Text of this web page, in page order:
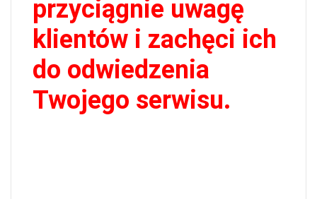
przyciągnie uwagę
klientów i zachęci ich
do odwiedzenia
Twojego serwisu.